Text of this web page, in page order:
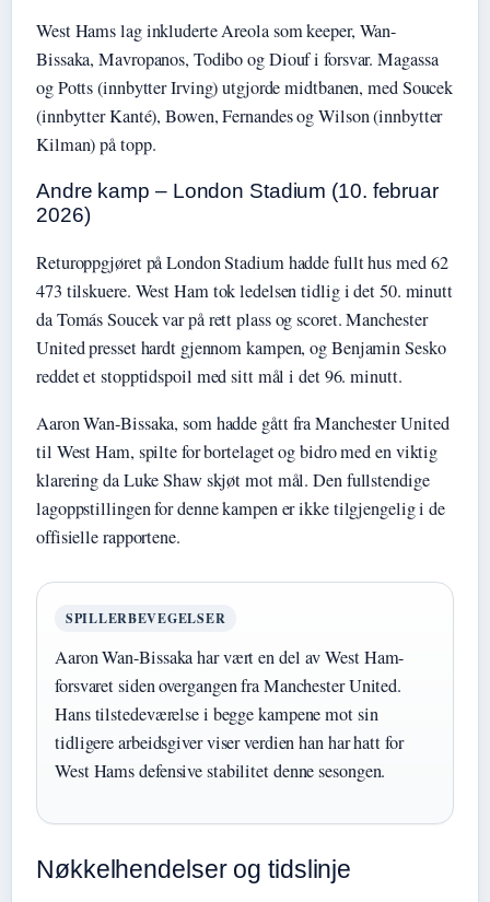
West Hams lag inkluderte Areola som keeper, Wan-
Bissaka, Mavropanos, Todibo og Diouf i forsvar. Magassa
og Potts (innbytter Irving) utgjorde midtbanen, med Soucek
(innbytter Kanté), Bowen, Fernandes og Wilson (innbytter
Kilman) på topp.
Andre kamp – London Stadium (10. februar
2026)
Returoppgjøret på London Stadium hadde fullt hus med 62
473 tilskuere. West Ham tok ledelsen tidlig i det 50. minutt
da Tomás Soucek var på rett plass og scoret. Manchester
United presset hardt gjennom kampen, og Benjamin Sesko
reddet et stopptidspoil med sitt mål i det 96. minutt.
Aaron Wan-Bissaka, som hadde gått fra Manchester United
til West Ham, spilte for bortelaget og bidro med en viktig
klarering da Luke Shaw skjøt mot mål. Den fullstendige
lagoppstillingen for denne kampen er ikke tilgjengelig i de
offisielle rapportene.
SPILLERBEVEGELSER
Aaron Wan-Bissaka har vært en del av West Ham-
forsvaret siden overgangen fra Manchester United.
Hans tilstedeværelse i begge kampene mot sin
tidligere arbeidsgiver viser verdien han har hatt for
West Hams defensive stabilitet denne sesongen.
Nøkkelhendelser og tidslinje